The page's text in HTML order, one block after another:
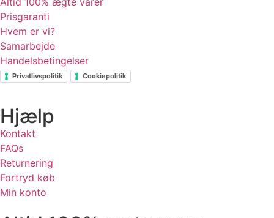
Prisgaranti
Hvem er vi?
Samarbejde
Handelsbetingelser
Privatlivspolitik Cookiepolitik
Hjælp
Kontakt
FAQs
Returnering
Fortryd køb
Min konto